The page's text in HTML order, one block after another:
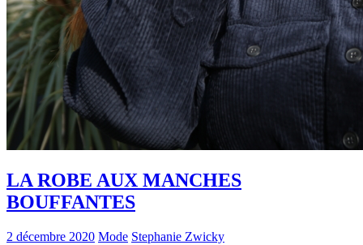
LA ROBE AUX MANCHES
BOUFFANTES
2 décembre 2020 Mode Stephanie Zwicky